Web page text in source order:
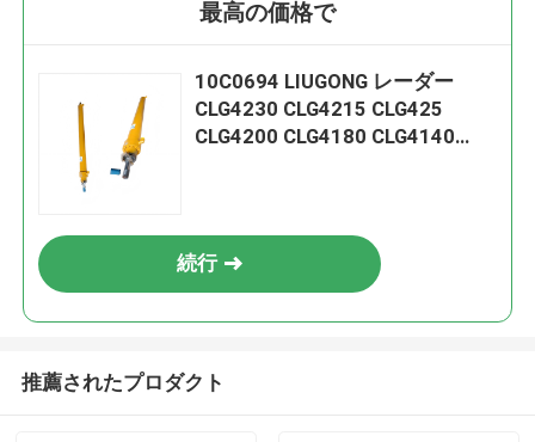
最高の価格で
10C0694 LIUGONG レーダー
CLG4230 CLG4215 CLG425
CLG4200 CLG4180 CLG4140
続行
推薦されたプロダクト